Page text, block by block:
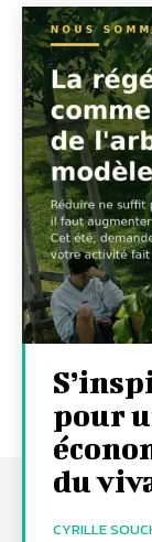
pour
du
CYRILLE